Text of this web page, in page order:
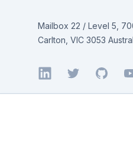
Mailbox 22 / Level 5,
Carlton, VIC 3053
LinkedInTwitterGitHub